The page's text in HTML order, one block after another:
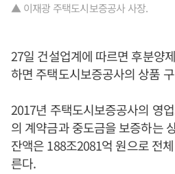
▲ 이재광 주택도시보증공사 사장.
27일 건설업계에 따르면 후분양
하면 주택도시보증공사의 상품
2017년 주택도시보증공사의 영
의 계약금과 중도금을 보증하는
잔액은 188조2081억 원으로 전
른다.